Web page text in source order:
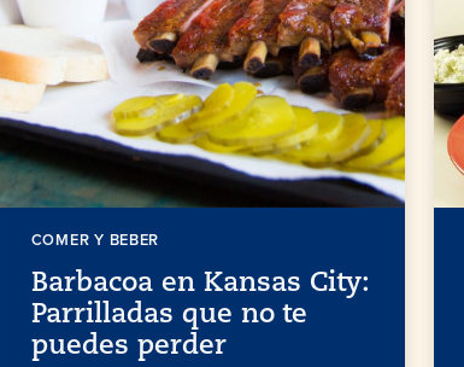
COMER Y BEBER
Barbacoa en Kansas City:
Parrilladas que no te
puedes perder